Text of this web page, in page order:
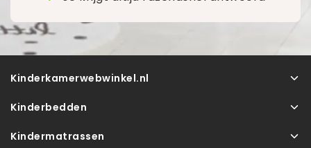
Kinderkamerwebwinkel.nl
Kinderbedden
Kindermatrassen